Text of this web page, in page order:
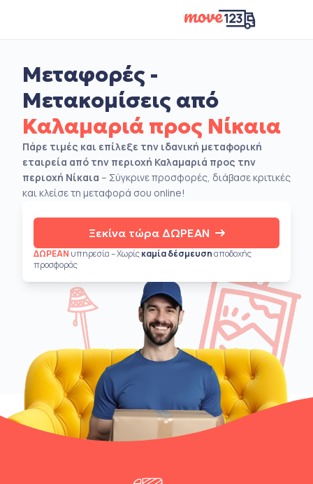
Μεταφορές -
Μετακομίσεις από
Καλαμαριά προς Νίκαια
Πάρε τιμές και επίλεξε την ιδανική μεταφορική
εταιρεία από την περιοχή Καλαμαριά προς την
περιοχή Νίκαια – Σύγκρινε προσφορές, διάβασε κριτικές
και κλείσε τη μεταφορά σου online!
Ξεκίνα τώρα ΔΩΡΕΑΝ
ΔΩΡΕΑΝ υπηρεσία – Χωρίςκαμία δέσμευσηαποδοχής
προσφοράς